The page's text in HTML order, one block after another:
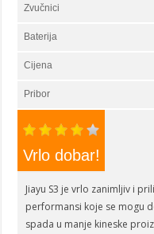
Zvučnici
Baterija
Cijena
Pribor
Vrlo dobar!
Jiayu S3 je vrlo zanimljiv i
performansi koje se mogu
spada u manje kineske